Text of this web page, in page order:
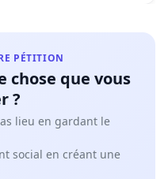
PÉTITION
chose que vous
?
lieu en gardant le
social en créant une